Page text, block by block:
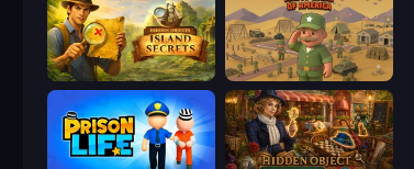
Hidden Objects: Island Secrets Army Base Of America